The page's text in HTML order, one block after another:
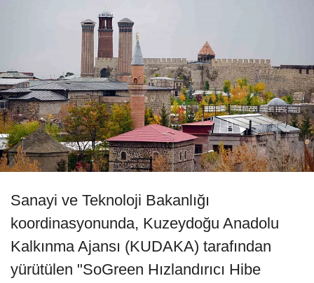
Sanayi ve Teknoloji Bakanlığı
koordinasyonunda, Kuzeydoğu Anadolu
Kalkınma Ajansı (KUDAKA) tarafından
yürütülen "SoGreen Hızlandırıcı Hibe